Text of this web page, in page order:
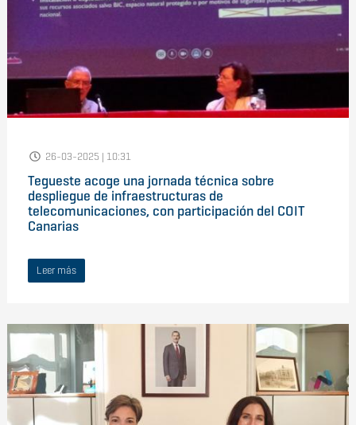
26-03-2025 | 10:31
Tegueste acoge una jornada técnica sobre
despliegue de infraestructuras de
telecomunicaciones, con participación del COIT
Canarias
Leer más